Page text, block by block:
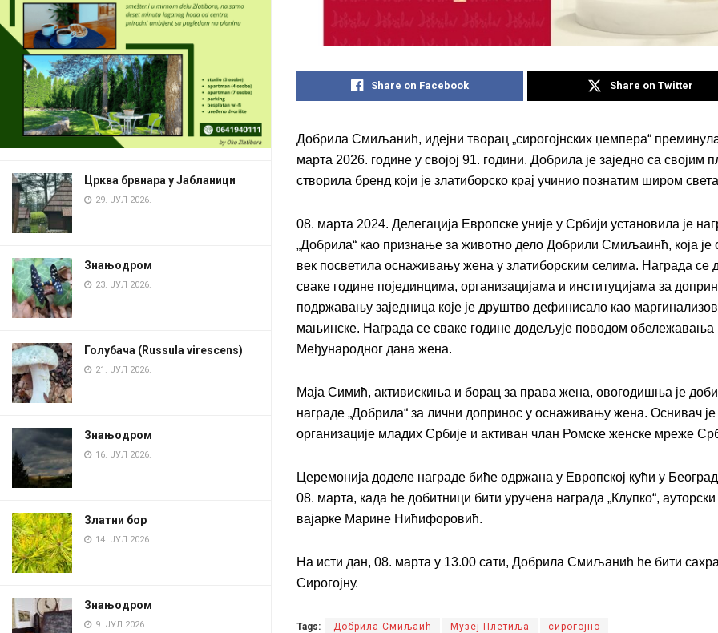
Црква брвнара у Јабланици
29. ЈУЛ 2026.
Знањодром
23. ЈУЛ 2026.
Голубача (Russula virescens)
21. ЈУЛ 2026.
Знањодром
16. ЈУЛ 2026.
Златни бор
14. ЈУЛ 2026.
Знањодром
9. ЈУЛ 2026.
Share on Facebook Share on Twitter
Добрила Смиљанић, идејни творац „сирогојнских џемпера“
марта 2026. године у својој 91. години. Добрила је заједно са својим
створила бренд који је златиборско крај учинио познатим широм
08. марта 2024. Делегација Европске уније у Србији установила је
„Добрила“ као признање за животно дело Добрили Смиљаинћ, која је
век посветила оснаживању жена у златиборским селима. Награда се
сваке године појединцима, организацијама и институцијама за
подржавању заједница које је друштво дефинисало као
мањинске. Награда се сваке године додељује поводом обележавања
Међународног дана жена.
Маја Симић, активискиња и борац за права жена, овогодишња је
награде „Добрила“ за лични допринос у оснаживању жена. Оснивач
организације младих Србије и активан члан Ромске женске мреже
Церемонија доделе награде биће одржана у Европској кући у
08. марта, када ће добитници бити уручена награда „Клупко“,
вајарке Марине Нићифоровић.
На исти дан, 08. марта у 13.00 сати, Добрила Смиљанић ће бити
Сирогојну.
Tags: Добрила Смиљаић Музеј Плетиља сирогојно